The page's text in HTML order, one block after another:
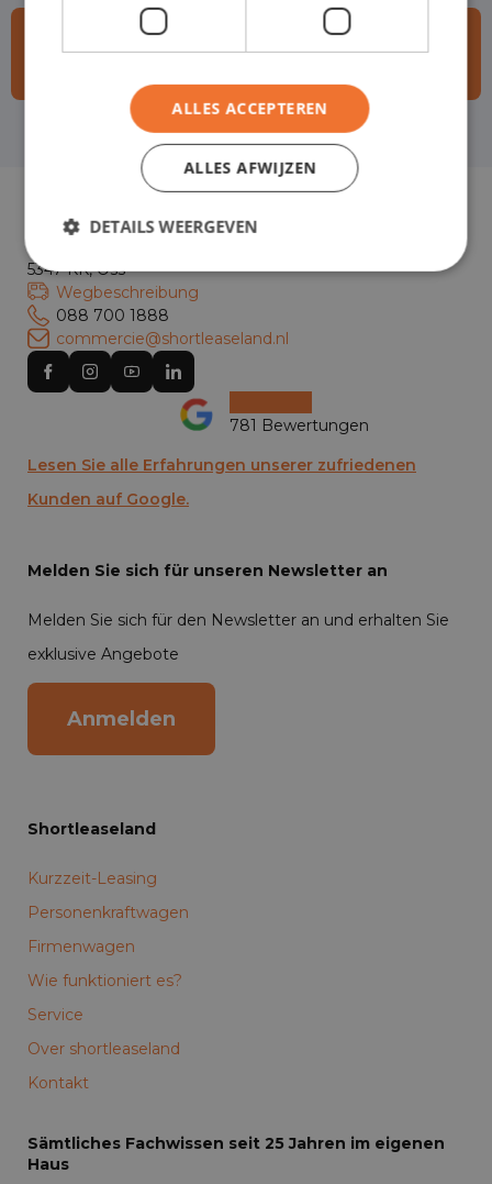
Havenstraat 28
5347 KK, Oss
Wegbeschreibung
088 700 1888
commercie@shortleaseland.nl
781 Bewertungen
Lesen Sie alle Erfahrungen unserer zufriedenen
Kunden auf Google.
Melden Sie sich für unseren Newsletter an
Melden Sie sich für den Newsletter an und erhalten Sie
exklusive Angebote
Anmelden
Shortleaseland
Kurzzeit-Leasing
Personenkraftwagen
Firmenwagen
Wie funktioniert es?
Service
Over shortleaseland
Kontakt
Sämtliches Fachwissen seit 25 Jahren im eigenen
Haus
ALLES ACCEPTEREN
ALLES AFWIJZEN
DETAILS WEERGEVEN